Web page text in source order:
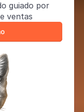
guiado por
ventas